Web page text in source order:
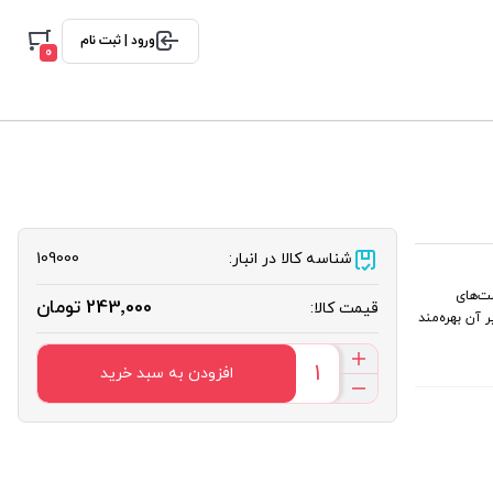
ورود | ثبت نام
0
آن بهره‌مند
شناسه کالا در انبار: 109000
قیمت کالا: 243٬000 تومان
افزودن به سبد خرید